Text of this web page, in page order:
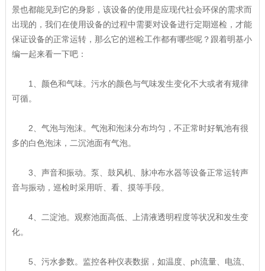
景也都能见到它的身影，该设备的使用是应现代社会环保的需求而
出现的，我们在使用设备的过程中需要对设备进行定期巡检，才能
保证设备的正常运转，那么它的巡检工作都有哪些呢？跟着明基小
编一起来看一下吧：
1、颜色和气味。污水的颜色与气味发生变化不大或者有规律
可循。
2、气泡与泡沫。气泡和泡沫分布均匀，不正常时好氧池有很
多的白色泡沫，二沉池面有气泡。
3、声音和振动。泵、鼓风机、脉冲布水器等设备正常运转声
音与振动，巡检时采用听、看、摸等手段。
4、二淀池。观察池面高低、上清液透明程度等状况和发生变
化。
5、污水参数。监控各种仪表数据，如温度、ph流量、电流、